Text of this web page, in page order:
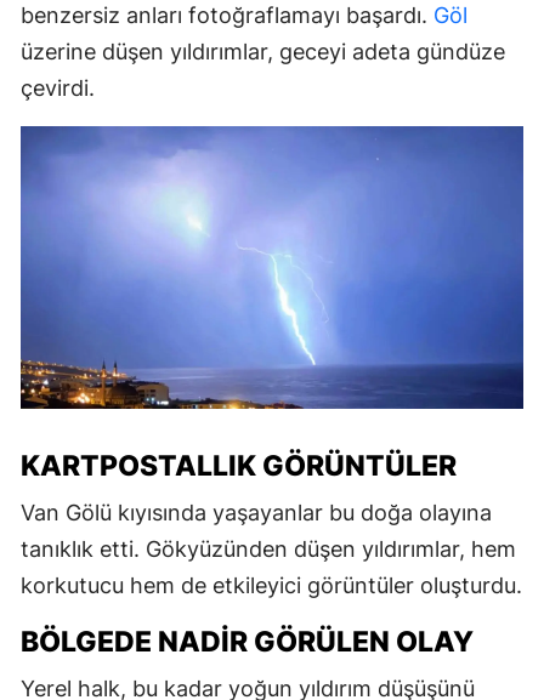
benzersiz anları fotoğraflamayı başardı. Göl
üzerine düşen yıldırımlar, geceyi adeta gündüze
çevirdi.
KARTPOSTALLIK GÖRÜNTÜLER
Van Gölü kıyısında yaşayanlar bu doğa olayına
tanıklık etti. Gökyüzünden düşen yıldırımlar, hem
korkutucu hem de etkileyici görüntüler oluşturdu.
BÖLGEDE NADIR GÖRÜLEN OLAY
Yerel halk, bu kadar yoğun yıldırım düşüşünü